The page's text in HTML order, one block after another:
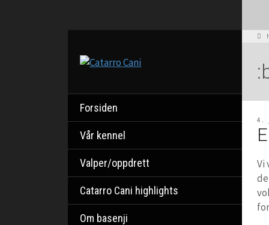
Forsiden
Vår kennel
Valper/oppdrett
Catarro Cani highlights
Om basenji
4.
Vi